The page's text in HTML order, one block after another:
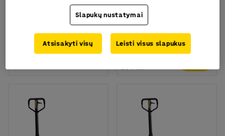
332.-€ PIRKTI
Žemiausia kaina per
Prekės kodas
709.-€
Be PVM
Slapukų nustatymai
Atsisakyti visų Leisti visus slapukus